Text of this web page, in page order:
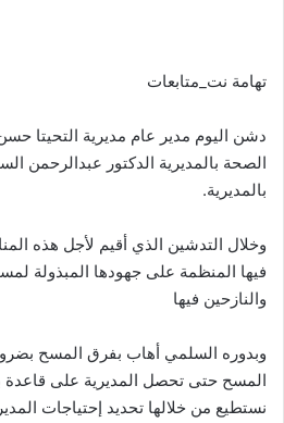
تهامة نت_متابعات
دشن اليوم مدير عام مديرية التحيتا
الصحة بالمديرية الدكتور عبدالرحمن
بالمديرية.
وخلال التدشين الذي أقيم لأجل هذه
فيها المنظمة على جهودها المبذولة
والنازحين فيها
وبدوره السلمي أهاب بفرق المسح
المسح حتى تحصل المديرية على قاعدة
نستطيع من خلالها تحديد إحتياجات